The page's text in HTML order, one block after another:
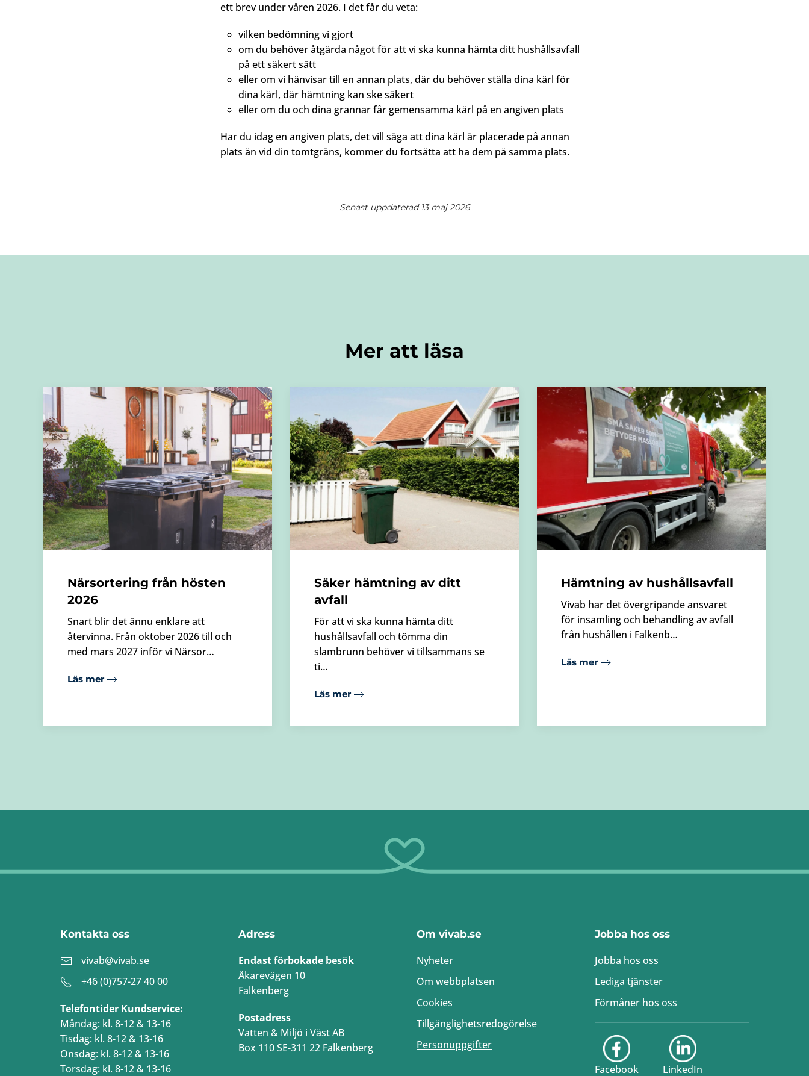
ett brev under våren 2026. I det får du veta:
vilken bedömning vi gjort
om du behöver åtgärda något för att vi ska kunna hämta ditt hushållsavfall
på ett säkert sätt
eller om vi hänvisar till en annan plats, där du behöver ställa dina kärl för
dina kärl, där hämtning kan ske säkert
eller om du och dina grannar får gemensamma kärl på en angiven plats
Har du idag en angiven plats, det vill säga att dina kärl är placerade på annan
plats än vid din tomtgräns, kommer du fortsätta att ha dem på samma plats.
Senast uppdaterad 13 maj 2026
Mer att läsa
Närsortering från hösten
2026
Snart blir det ännu enklare att
återvinna. Från oktober 2026 till och
med mars 2027 inför vi Närsor…
Läs mer
Säker hämtning av ditt
avfall
För att vi ska kunna hämta ditt
hushållsavfall och tömma din
slambrunn behöver vi tillsammans se
ti…
Läs mer
Hämtning av hushållsavfall
Vivab har det övergripande ansvaret
för insamling och behandling av avfall
från hushållen i Falkenb…
Läs mer
Kontakta oss
vivab@vivab.se
+46 (0)757-27 40 00
Telefontider Kundservice:
Måndag: kl. 8-12 & 13-16
Tisdag: kl. 8-12 & 13-16
Onsdag: kl. 8-12 & 13-16
Torsdag: kl. 8-12 & 13-16
Adress
Endast förbokade besök
Åkarevägen 10
Falkenberg
Postadress
Vatten & Miljö i Väst AB
Box 110 SE-311 22 Falkenberg
Om vivab.se
Nyheter
Om webbplatsen
Cookies
Tillgänglighetsredogörelse
Personuppgifter
Jobba hos oss
Jobba hos oss
Lediga tjänster
Förmåner hos oss
Facebook LinkedIn